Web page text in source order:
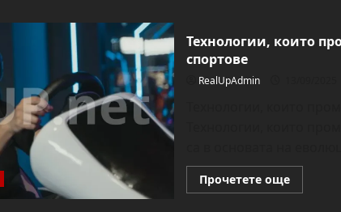
Технологии, които
спортове
RealUpAdmin
Прочетете ощеRead
more